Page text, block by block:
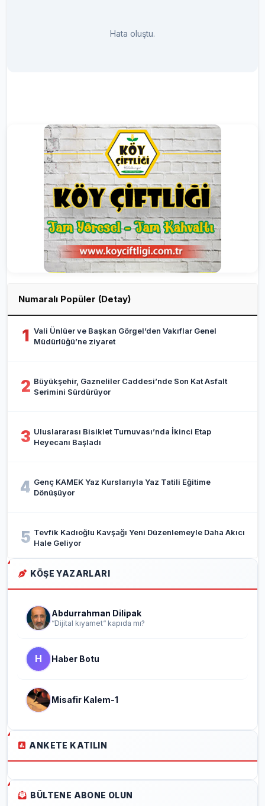
Hata oluştu.
Numaralı Popüler (Detay)
1 Vali Ünlüer ve Başkan Görgel’den Vakıflar Genel
Müdürlüğü’ne ziyaret
2 Büyükşehir, Gazneliler Caddesi’nde Son Kat Asfalt
Serimini Sürdürüyor
3 Uluslararası Bisiklet Turnuvası’nda İkinci Etap
Heyecanı Başladı
4 Genç KAMEK Yaz Kurslarıyla Yaz Tatili Eğitime
Dönüşüyor
5 Tevfik Kadıoğlu Kavşağı Yeni Düzenlemeyle Daha Akıcı
Hale Geliyor
KÖŞE YAZARLARI
Abdurrahman Dilipak
“Dijital kıyamet“ kapıda mı?
H Haber Botu
Misafir Kalem-1
ANKETE KATILIN
BÜLTENE ABONE OLUN